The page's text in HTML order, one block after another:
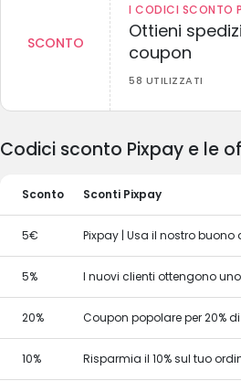
SCONTO
I CODICI SCONTO
Ottieni
coupon
58 UTILIZZATI
Codici sconto Pixpay e le
Sconto Sconti Pixpay
5€ Pixpay | Usa il nostro buono
5% I nuovi clienti ottengono
20% Coupon popolare per 20%
10% Risparmia il 10% sul tuo